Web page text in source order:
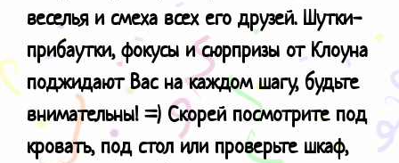
веселья и смеха всех его друзей. Шутки-
прибаутки, фокусы и сюрпризы от Клоуна
поджидают Вас на каждом шагу, будьте
внимательны! =) Скорей посмотрите под
кровать, под стол или проверьте шкаф,